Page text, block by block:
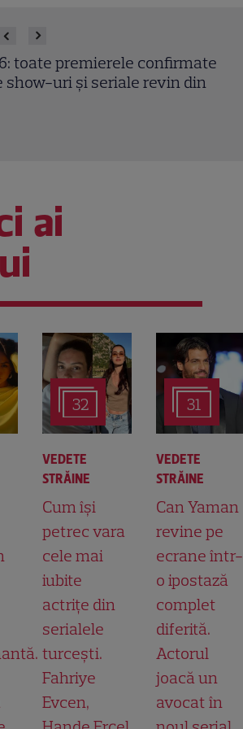
MasterChef Turcia, a murit
găsit fără viață în locuința
ai
32
VEDETE
STRĂINE
Cum își
petrec vara
cele mai
iubite
actrițe din
serialele
turcești.
Fahriye
Evcen,
31
VEDETE
STRĂINE
Can Yaman
revine pe
ecrane într-
o ipostază
complet
diferită.
Actorul
joacă un
avocat în